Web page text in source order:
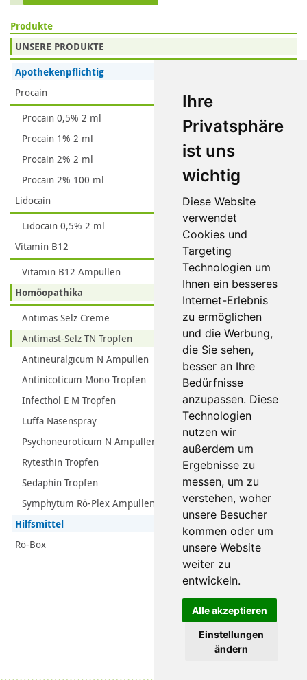
Ihre
Privatsphäre
ist uns
wichtig
Diese Website
verwendet
Cookies und
Targeting
Technologien um
Ihnen ein besseres
Internet-Erlebnis
zu ermöglichen
und die Werbung,
die Sie sehen,
besser an Ihre
Bedürfnisse
anzupassen. Diese
Technologien
nutzen wir
außerdem um
Ergebnisse zu
messen, um zu
verstehen, woher
unsere Besucher
kommen oder um
unsere Website
weiter zu
entwickeln.
Alle akzeptieren
Einstellungen
ändern
Produkte
UNSERE PRODUKTE
Apothekenpflichtig
Procain
Procain 0,5% 2 ml
Procain 1% 2 ml
Procain 2% 2 ml
Procain 2% 100 ml
Lidocain
Lidocain 0,5% 2 ml
Vitamin B12
Vitamin B12 Ampullen
Homöopathika
Antimas Selz Creme
Antimast-Selz TN Tropfen
Antineuralgicum N Ampullen
Antinicoticum Mono Tropfen
Infecthol E M Tropfen
Luffa Nasenspray
Psychoneuroticum N Ampullen
Rytesthin Tropfen
Sedaphin Tropfen
Symphytum Rö-Plex Ampullen
Hilfsmittel
Rö-Box